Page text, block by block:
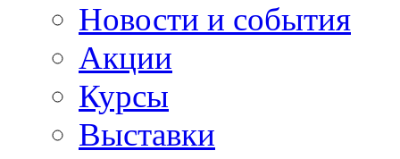
Новости и события
Акции
Курсы
Выставки